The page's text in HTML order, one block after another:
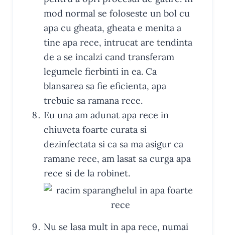
mod normal se foloseste un bol cu
apa cu gheata, gheata e menita a
tine apa rece, intrucat are tendinta
de a se incalzi cand transferam
legumele fierbinti in ea. Ca
blansarea sa fie eficienta, apa
trebuie sa ramana rece.
Eu una am adunat apa rece in
chiuveta foarte curata si
dezinfectata si ca sa ma asigur ca
ramane rece, am lasat sa curga apa
rece si de la robinet.
Nu se lasa mult in apa rece, numai